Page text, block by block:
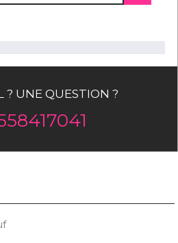
? UNE QUESTION ?